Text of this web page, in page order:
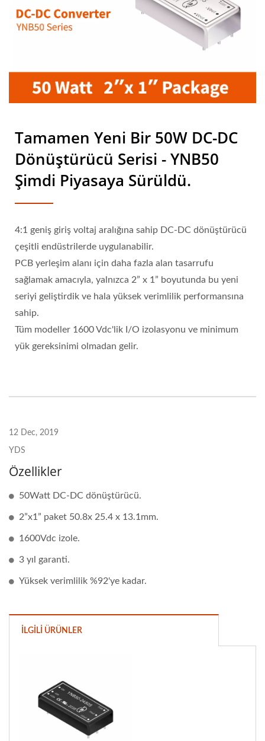
Tamamen Yeni Bir 50W DC-DC
Dönüştürücü Serisi - YNB50
Şimdi Piyasaya Sürüldü.
4:1 geniş giriş voltaj aralığına sahip DC-DC dönüştürücü
çeşitli endüstrilerde uygulanabilir.
PCB yerleşim alanı için daha fazla alan tasarrufu
sağlamak amacıyla, yalnızca 2” x 1” boyutunda bu yeni
seriyi geliştirdik ve hala yüksek verimlilik performansına
sahip.
Tüm modeller 1600 Vdc'lik I/O izolasyonu ve minimum
yük gereksinimi olmadan gelir.
12 Dec, 2019
YDS
Özellikler
50Watt DC-DC dönüştürücü.
2”x1” paket 50.8x 25.4 x 13.1mm.
1600Vdc izole.
3 yıl garanti.
Yüksek verimlilik %92'ye kadar.
İLGILI ÜRÜNLER